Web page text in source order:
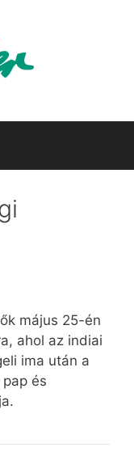
május 25-én
ahol az indiai
ima után a
és